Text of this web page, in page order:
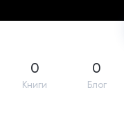
0
Книги
0
Блог